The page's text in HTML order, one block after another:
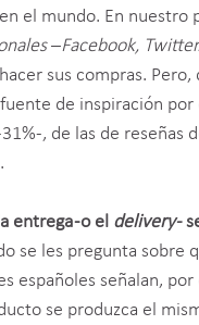
el mundo. En nuestro
–Facebook,
sus compras.
de inspiración
, de las de reseñas
entrega -o el delivery-
se les pregunta sobre
españoles señalan,
se produzca el